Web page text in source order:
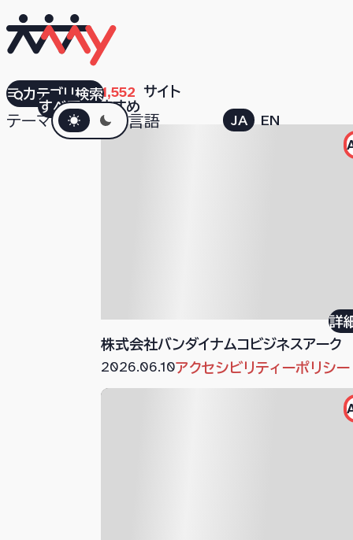
すべておすすめ
テーマダークモード言語 JA EN
カテゴリ検索検索結果
1,552 サイト
株式会社バンダイナムコビジネスアーク
詳
2026.06.10アクセシビリティーポリシー